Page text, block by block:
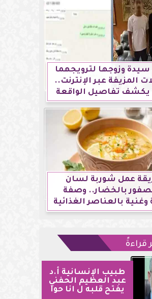
وزوجها لترويجهما
المزيفة عبر الإنترنت..
يكشف تفاصيل الواقعة
عمل شوربة لسان
بالخضار.. وصفة
بالعناصر الغذائية
قراءةً
طبيب الإنسانية أ.د
عبد العظيم الحفني
يفتح قلبه ل انا حوا